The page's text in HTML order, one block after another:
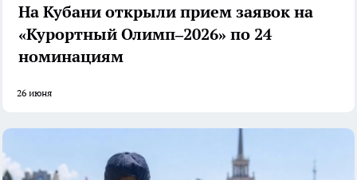
На Кубани открыли прием заявок на
«Курортный Олимп–2026» по 24
номинациям
26 июня